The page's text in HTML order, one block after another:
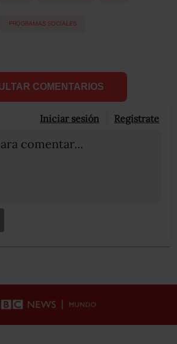
PROGRAMAS SOCIALES
COMENTARIOS
Iniciar sesión Registrate
comentar...